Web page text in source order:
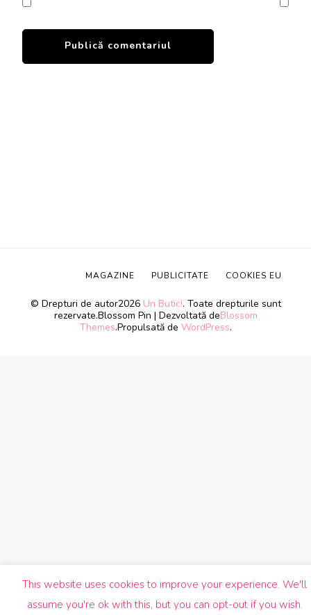
© Drepturi de autor2026 Un Butic!. Toate drepturile sunt
rezervate.Blossom Pin | Dezvoltată deBlossom
Themes.Propulsată de WordPress.
MAGAZINE PUBLICITATE COOKIES EU
This website uses cookies to improve your experience. We'll
assume you're ok with this, but you can opt-out if you wish.